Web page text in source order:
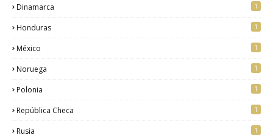
Dinamarca 1
Honduras 1
México 1
Noruega 1
Polonia 1
República Checa 1
Rusia 1